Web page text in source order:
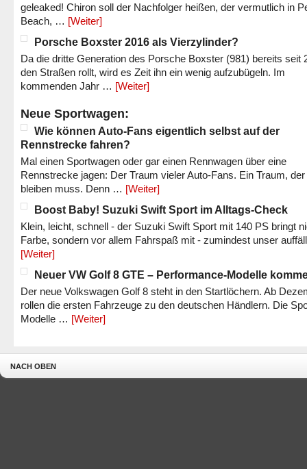
geleaked! Chiron soll der Nachfolger heißen, der vermutlich in
Beach, … [Weiter]
Porsche Boxster 2016 als Vierzylinder?
Da die dritte Generation des Porsche Boxster (981) bereits seit
den Straßen rollt, wird es Zeit ihn ein wenig aufzubügeln. Im
kommenden Jahr … [Weiter]
Neue Sportwagen:
Wie können Auto-Fans eigentlich selbst auf der
Rennstrecke fahren?
Mal einen Sportwagen oder gar einen Rennwagen über eine
Rennstrecke jagen: Der Traum vieler Auto-Fans. Ein Traum,
bleiben muss. Denn … [Weiter]
Boost Baby! Suzuki Swift Sport im Alltags-Check
Klein, leicht, schnell - der Suzuki Swift Sport mit 140 PS bringt
Farbe, sondern vor allem Fahrspaß mit - zumindest unser
[Weiter]
Neuer VW Golf 8 GTE – Performance-Modelle
Der neue Volkswagen Golf 8 steht in den Startlöchern. Ab
rollen die ersten Fahrzeuge zu den deutschen Händlern. Die
Modelle … [Weiter]
NACH OBEN